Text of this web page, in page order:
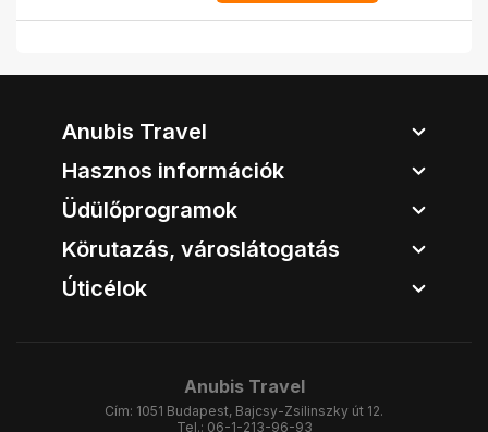
Anubis Travel
Hasznos információk
Üdülőprogramok
Körutazás, városlátogatás
Úticélok
Anubis Travel
Cím: 1051 Budapest, Bajcsy-Zsilinszky út 12.
Tel.: 06-1-213-96-93